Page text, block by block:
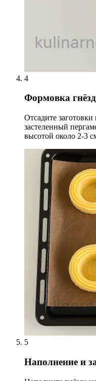
4
Формовка гнёзд
Отсадите
застеленный
высотой около 2-3
5
Наполнение и